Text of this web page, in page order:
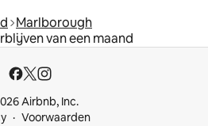
Marlborough
van een maand
Airbnb, Inc.
Voorwaarden